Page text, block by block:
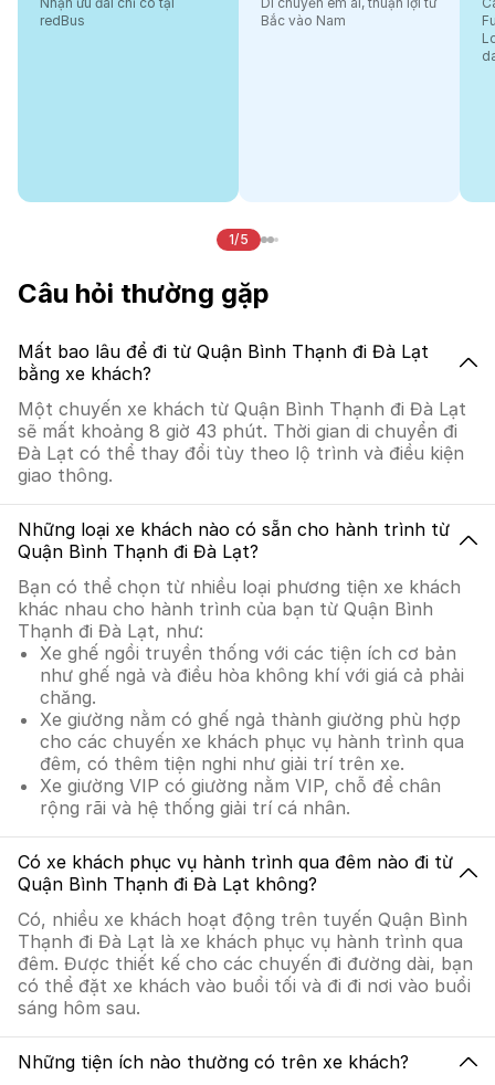
redBus
Bắc vào Nam
1/5
Câu hỏi thường gặp
Mất bao lâu để đi từ Quận Bình Thạnh đi Đà Lạt
bằng xe khách?
Một chuyến xe khách từ Quận Bình Thạnh đi Đà Lạt
sẽ mất khoảng 8 giờ 43 phút. Thời gian di chuyển đi
Đà Lạt có thể thay đổi tùy theo lộ trình và điều kiện
giao thông.
Những loại xe khách nào có sẵn cho hành trình từ
Quận Bình Thạnh đi Đà Lạt?
Bạn có thể chọn từ nhiều loại phương tiện xe khách
khác nhau cho hành trình của bạn từ Quận Bình
Thạnh đi Đà Lạt, như:
Xe ghế ngồi truyền thống với các tiện ích cơ bản
như ghế ngả và điều hòa không khí với giá cả phải
chăng.
Xe giường nằm có ghế ngả thành giường phù hợp
cho các chuyến xe khách phục vụ hành trình qua
đêm, có thêm tiện nghi như giải trí trên xe.
Xe giường VIP có giường nằm VIP, chỗ để chân
rộng rãi và hệ thống giải trí cá nhân.
Có xe khách phục vụ hành trình qua đêm nào đi từ
Quận Bình Thạnh đi Đà Lạt không?
Có, nhiều xe khách hoạt động trên tuyến Quận Bình
Thạnh đi Đà Lạt là xe khách phục vụ hành trình qua
đêm. Được thiết kế cho các chuyến đi đường dài, bạn
có thể đặt xe khách vào buổi tối và đi đi nơi vào buổi
sáng hôm sau.
Những tiện ích nào thường có trên xe khách?